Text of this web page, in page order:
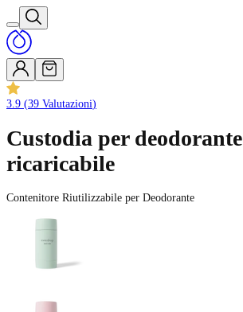
3.9 (39 Valutazioni)
Custodia per deodorante
ricaricabile
Contenitore Riutilizzabile per Deodorante